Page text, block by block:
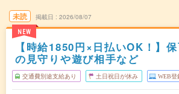
未読
NEW
掲載日 2026/08/07
【時給1850円×日払いOK！】
の見守りや遊び相手など
交通費別途支給あり 土日祝日が休み WEB登